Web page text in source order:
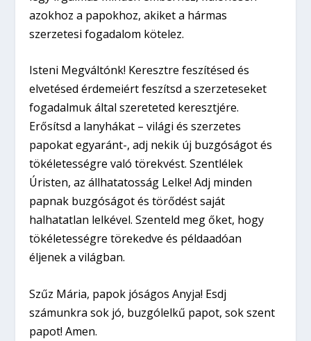
azokhoz a papokhoz, akiket a hármas
szerzetesi fogadalom kötelez.
Isteni Megváltónk! Keresztre feszítésed és
elvetésed érdemeiért feszítsd a szerzeteseket
fogadalmuk által szereteted keresztjére.
Erősítsd a lanyhákat – világi és szerzetes
papokat egyaránt-, adj nekik új buzgóságot és
tökéletességre való törekvést. Szentlélek
Úristen, az állhatatosság Lelke! Adj minden
papnak buzgóságot és törődést saját
halhatatlan lelkével. Szenteld meg őket, hogy
tökéletességre törekedve és példaadóan
éljenek a világban.
Szűz Mária, papok jóságos Anyja! Esdj
számunkra sok jó, buzgólelkű papot, sok szent
papot! Amen.